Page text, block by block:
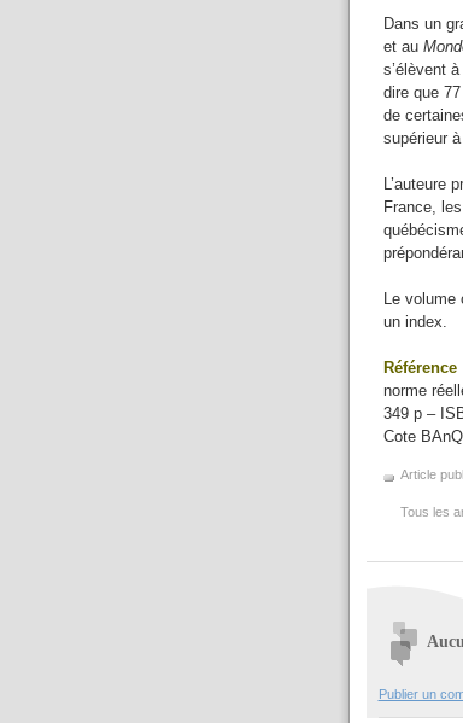
Dans un
et au
s’élèvent
dire que
de
supérieur
L’auteure
France,
Le volume
un index.
Référence
norme
349 p –
Cote
Article
Tous les
Publier un